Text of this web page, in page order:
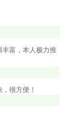
富，本人极力推
很方便！